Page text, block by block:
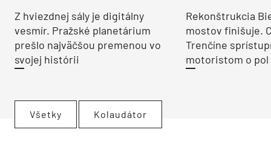
Z hviezdnej sály je digitálny
vesmír. Pražské planetárium
prešlo najväčšou premenou vo
svojej histórii
Rekonštrukcia
mostov finišuje.
Trenčíne
motoristom o pol
Všetky Kolaudátor